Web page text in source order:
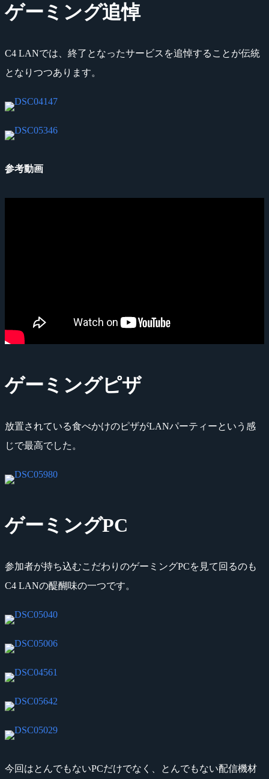
ゲーミング追悼
C4 LANでは、終了となったサービスを追悼することが伝統
となりつつあります。
参考動画
ゲーミングピザ
放置されている食べかけのピザがLANパーティーという感
じで最高でした。
ゲーミングPC
参加者が持ち込むこだわりのゲーミングPCを見て回るのも
C4 LANの醍醐味の一つです。
今回はとんでもないPCだけでなく、とんでもない配信機材